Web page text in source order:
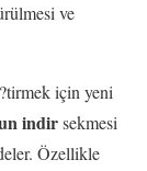
ve
için yeni
indirsekmesi
Özellikle